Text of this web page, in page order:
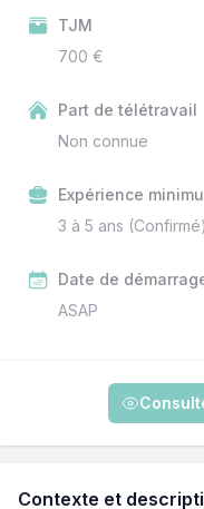
TJM
700 €
Part de télétravail
Non connue
Expérience
3 à 5 ans (Confirmé)
Date de
ASAP
Contexte et